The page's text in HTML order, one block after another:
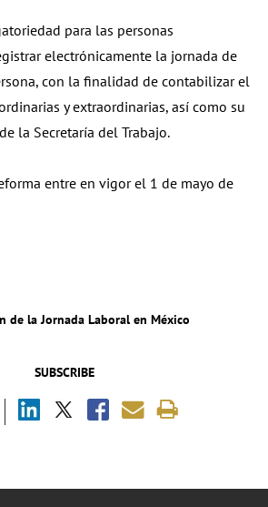
SUBSCRIBE
para las personas
electrónicamente la jornada de
con la finalidad de contabilizar el
y extraordinarias, así como su
la Secretaría del Trabajo.
entre en vigor el 1 de mayo de
de la Jornada Laboral en México